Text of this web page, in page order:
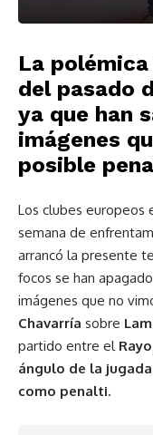
La
del pasado
ya que han
imágenes
posible
Los clubes europeos
semana de
arrancó la presente
focos se han
imágenes que no
Chavarría sobre
partido entre el Rayo
ángulo de la
como penalti.